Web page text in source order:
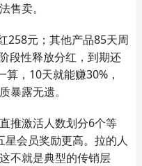
售卖。
258元；其他产品85天周
段性释放分红，到期还
，10天就能赚30%，
暴露无遗。
推激活人数划分6个等
会员奖励更高。拉的人
不就是典型的传销层